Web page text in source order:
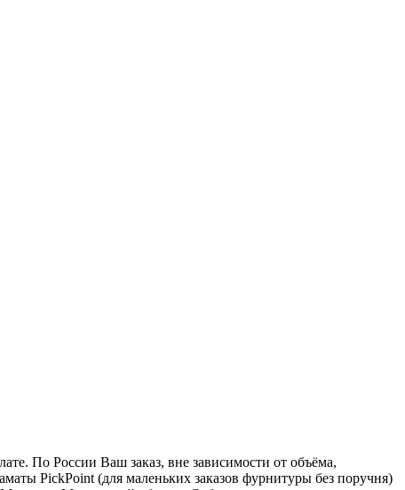
По России Ваш заказ, вне зависимости от объёма,
PickPoint (для маленьких заказов фурнитуры без поручня)